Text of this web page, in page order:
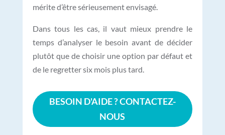
mérite d’être sérieusement envisagé.
Dans tous les cas, il vaut mieux prendre le
temps d’analyser le besoin avant de décider
plutôt que de choisir une option par défaut et
de le regretter six mois plus tard.
BESOIN D'AIDE ? CONTACTEZ-
NOUS